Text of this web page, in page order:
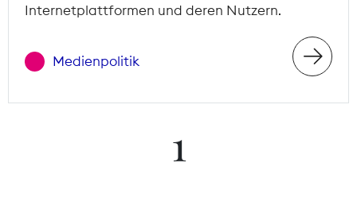
Internetplattformen und deren Nutzern.
Medienpolitik
1